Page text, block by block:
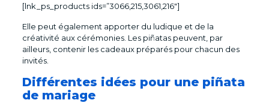
[lnk_ps_products ids=”3066,215,3061,216″]
Elle peut également apporter du ludique et de la
créativité aux cérémonies. Les piñatas peuvent, par
ailleurs, contenir les cadeaux préparés pour chacun des
invités.
Différentes idées pour une piñata
de mariage